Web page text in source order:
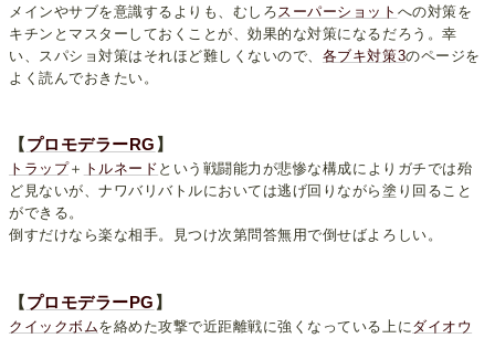
メインやサブを意識するよりも、むしろスーパーショット への対策を
キチンとマスターしておくことが、効果的な対策になるだろう。幸
い、スパショ対策はそれほど難しくないので、 各ブキ対策3のページを
よく読んでおきたい。
【プロモデラーRG 】
トラップ＋ トルネード という戦闘能力が悲惨な構成によりガチでは殆
ど見ないが、ナワバリバトルにおいては逃げ回りながら塗り回ること
ができる。
倒すだけなら楽な相手。見つけ次第問答無用で倒せばよろしい。
【プロモデラーPG 】
クイックボムを絡めた攻撃で近距離戦に強くなっている上に ダイオウ